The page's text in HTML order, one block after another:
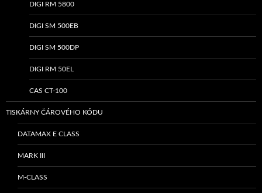
DIGI RM 5800
DIGI SM 500EB
DIGI SM 500DP
DIGI RM 50EL
CAS CT-100
TISKÁRNY ČÁROVÉHO KÓDU
DATAMAX E CLASS
MARK III
M-CLASS